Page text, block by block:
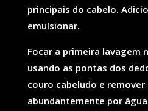
principais do cabelo.
emulsionar.
Focar a primeira lavagem
usando as pontas dos
couro cabeludo e remover
abundantemente por